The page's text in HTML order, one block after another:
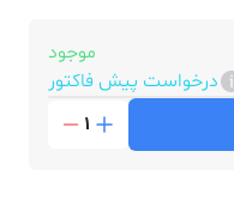
موجود
درخواست پیش فاکتور
1